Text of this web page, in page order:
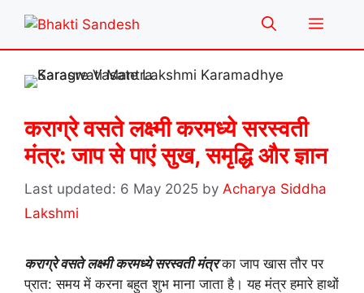
content
Menu
कराग्रे वसते लक्ष्मी करमध्ये सरस्वती
मंत्र: जाप से पाएं सुख, समृद्धि और ज्ञान
6 May 2025 by Acharya Siddha
Lakshmi
कराग्रे वसते लक्ष्मी करमध्ये सरस्वती मंत्रका जाप खास तौर पर
प्रात: समय में करना बहुत शुभ माना जाता है। यह मंत्र हमारे हाथों